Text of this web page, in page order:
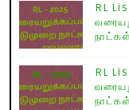
RL
RL